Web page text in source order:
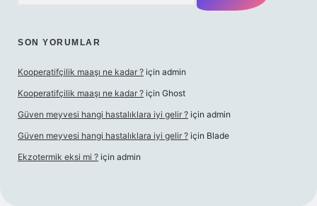
SON YORUMLAR
Kooperatifçilik maaşı ne kadar ? için admin
Kooperatifçilik maaşı ne kadar ? için Ghost
Güven meyvesi hangi hastalıklara iyi gelir ? için admin
Güven meyvesi hangi hastalıklara iyi gelir ? için Blade
Ekzotermik eksi mi ? için admin